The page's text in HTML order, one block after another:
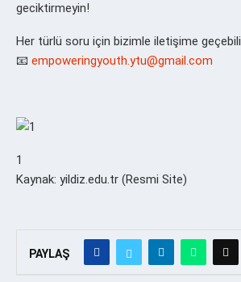
geciktirmeyin!
Her türlü soru için bizimle iletişime
📧 empoweringyouth.ytu@gmail.com
1
Kaynak: yildiz.edu.tr (Resmi Site)
PAYLAŞ